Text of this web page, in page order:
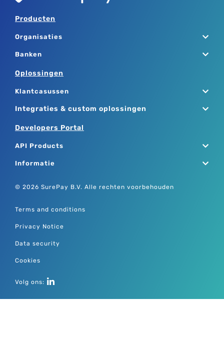
Producten
Organisaties
Banken
Oplossingen
Klantcasussen
Integraties & custom oplossingen
Developers Portal
API Products
Informatie
© 2026 SurePay B.V. Alle rechten voorbehouden
Terms and conditions
Privacy Notice
Data security
Cookies
Volg ons: